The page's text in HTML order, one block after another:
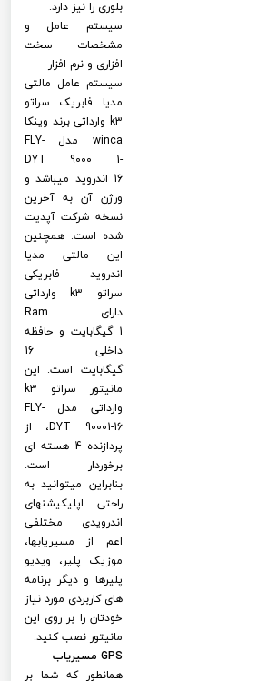
بلوری را نیز دارد.
سیستم عامل و
مشخصات سخت
افزاری و نرم افزار
سیستم عامل مالتی
مدیا فابریک سراتو
k3 وارداتی برند وینکا
winca مدل FLY-
DYT 9000 1-
16 اندروید میباشد و
ورژن آن به آخرین
نسخه شرکت آپدیت
شده است. همچنین
این مالتی مدیا
اندروید فابریکی
سراتو k3 وارداتی
دارای Ram
1 گیگابایت و حافظه
داخلی 16
گیگابایت است. این
مانیتور سراتو k3
وارداتی مدل FLY-
DYT 90001-16، از
پردازنده 4 هسته ای
برخوردار است.
بنابراین میتوانید به
راحتی اپلیکیشنهای
اندرویدی مختلفی
اعم از مسیریابها،
موزیک پلیر، ویدیو
پلیرها و دیگر برنامه
های کاربردی مورد نیاز
خودتان را بر روی این
مانیتور نصب کنید.
GPS مسیریاب
همانطور که شما بر